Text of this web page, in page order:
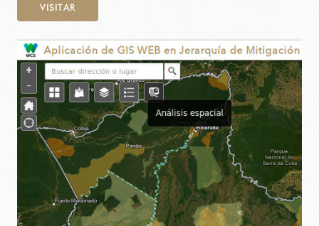
VISITAR